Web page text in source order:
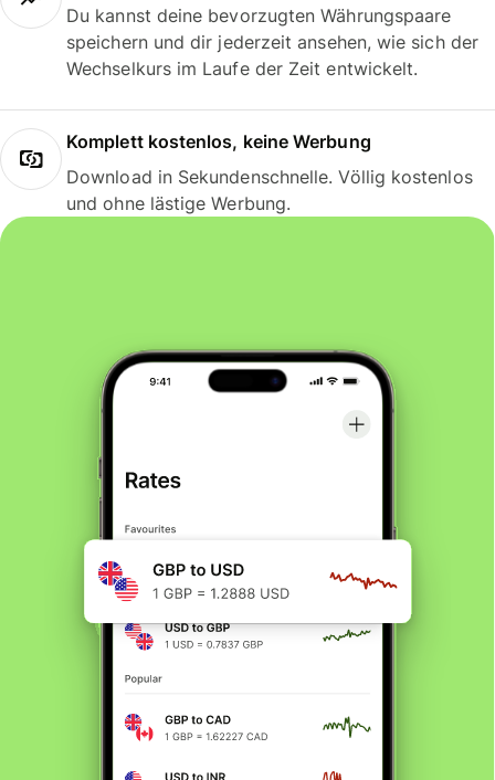
Du kannst deine bevorzugten Währungspaare
speichern und dir jederzeit ansehen, wie sich der
Wechselkurs im Laufe der Zeit entwickelt.
Komplett kostenlos, keine Werbung
Download in Sekundenschnelle. Völlig kostenlos
und ohne lästige Werbung.